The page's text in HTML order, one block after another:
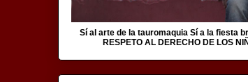
Sí al arte de la tauromaquia Sí a la fiesta
RESPETO AL DERECHO DE LOS